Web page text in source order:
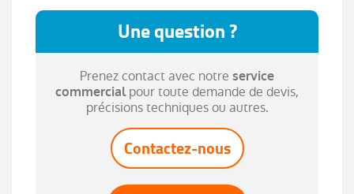
Bouton d'appel d'urgence R-Call
Carte Renault avec accès et démarrage mains
libres avec fermeture à l'éloignement
Compartimentage de coffre
Compartimentage de coffre
Compatibilité Apple CarPlay Wifi
Condamnation centralisée des portes
Une question ?
Prenez contact avec notre service
commercialpour toute demande de devis,
précisions techniques ou autres.
Contactez-nous